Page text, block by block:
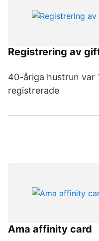
Registrering av
40-åriga hustrun var
registrerade
Ama affinity card